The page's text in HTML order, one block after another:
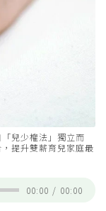
兒少權法」獨立而
提升雙薪育兒家庭最
00:00 / 00:00